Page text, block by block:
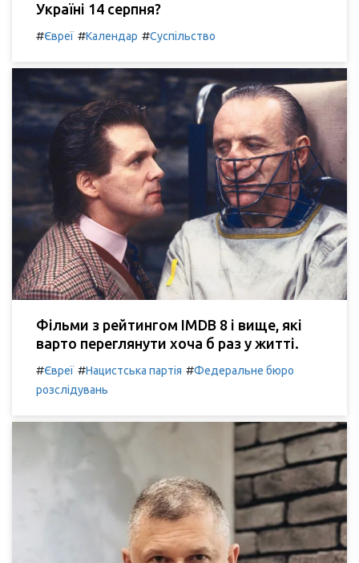
Україні 14 серпня?
#Євреї #Календар #Суспільство
Фільми з рейтингом IMDB 8 і вище, які
варто переглянути хоча б раз у житті.
#Євреї #Нацистська партія #Федеральне бюро
розслідувань